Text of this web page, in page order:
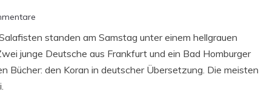
standen am Samstag unter einem hellgrauen
junge Deutsche aus Frankfurt und ein Bad Homburger
Bücher: den Koran in deutscher Übersetzung. Die meisten